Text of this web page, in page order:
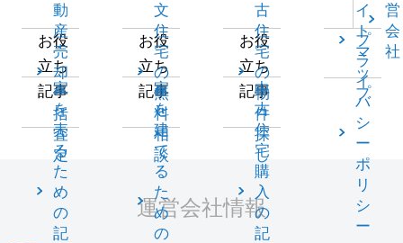
動
産
売
却
一
括
査
定
お役
立ち
記事
家
を
売
る
た
め
の
記
文
住
宅
の
無
料
相
談
お役
立ち
記事
家
を
建
て
る
た
め
の
古
住
宅
の
物
件
探
し
お役
立ち
記事
中
古
住
宅
購
入
の
記
イ
ト
マ
ッ
プ
営
会
社
プ
ラ
イ
バ
シ
ー
ポ
リ
シ
ー
運営会社情報